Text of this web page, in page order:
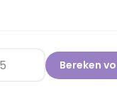
Bereken